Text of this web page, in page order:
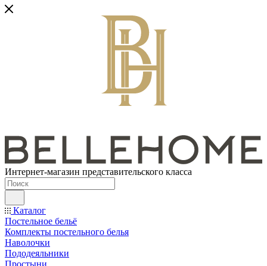
Интернет-магазин представительского класса
Каталог
Постельное бельё
Комплекты постельного белья
Наволочки
Пододеяльники